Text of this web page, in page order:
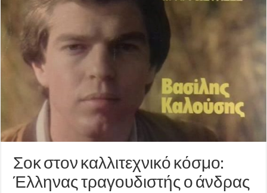
Σοκ στον καλλιτεχνικό κόσμο:
Έλληνας τραγουδιστής ο άνδρας